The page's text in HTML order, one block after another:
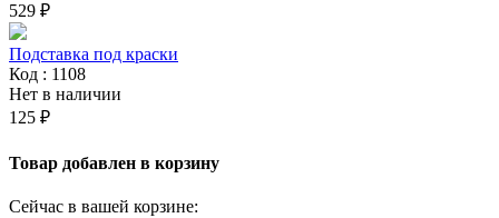
529 ₽
Подставка под краски
Код : 1108
Нет в наличии
125 ₽
Товар добавлен в корзину
Сейчас в вашей корзине: